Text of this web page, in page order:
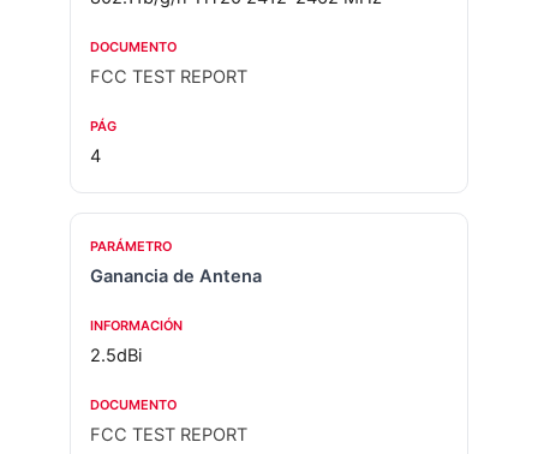
FCC TEST REPORT
4
Ganancia de Antena
2.5dBi
FCC TEST REPORT